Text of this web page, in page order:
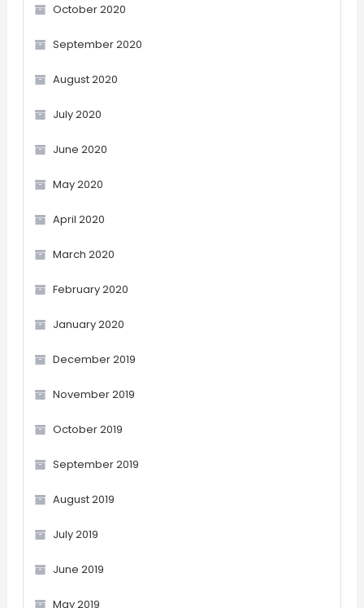
October 2020
September 2020
August 2020
July 2020
June 2020
May 2020
April 2020
March 2020
February 2020
January 2020
December 2019
November 2019
October 2019
September 2019
August 2019
July 2019
June 2019
May 2019